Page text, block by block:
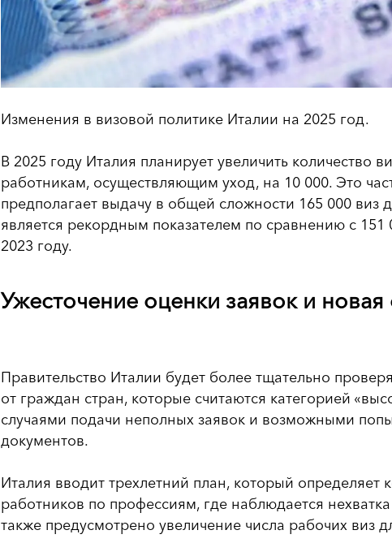
Изменения в визовой политике Италии на 2025 год.
В 2025 году Италия планирует увеличить количество
работникам, осуществляющим уход, на 10 000. Это
предполагает выдачу в общей сложности 165 000 виз
является рекордным показателем по сравнению с 151
2023 году.
Ужесточение оценки заявок и
Правительство Италии будет более тщательно
от граждан стран, которые считаются категорией
случаями подачи неполных заявок и возможными
документов.
Италия вводит трехлетний план, который определяет
работников по профессиям, где наблюдается
также предусмотрено увеличение числа рабочих виз